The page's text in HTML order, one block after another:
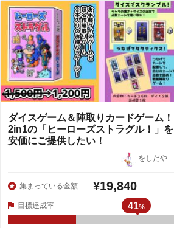
ダイスゲーム＆陣取りカードゲーム！
2in1の「ヒーローズストラグル！」を
安価にご提供したい！
をしだや
集まっている金額 ¥19,840
目標達成率 41%